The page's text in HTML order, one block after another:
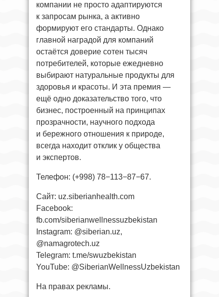
компании не просто адаптируются
к запросам рынка, а активно
формируют его стандарты. Однако
главной наградой для компаний
остаётся доверие сотен тысяч
потребителей, которые ежедневно
выбирают натуральные продукты для
здоровья и красоты. И эта премия —
ещё одно доказательство того, что
бизнес, построенный на принципах
прозрачности, научного подхода
и бережного отношения к природе,
всегда находит отклик у общества
и экспертов.
Телефон: (+998) 78−113−87−67.
Сайт: uz.siberianhealth.com
Facebook:
fb.com/siberianwellnessuzbekistan
Instagram: @siberian.uz,
@namagrotech.uz
Telegram: t.me/swuzbekistan
YouTube: @SiberianWellnessUzbekistan
На правах рекламы.